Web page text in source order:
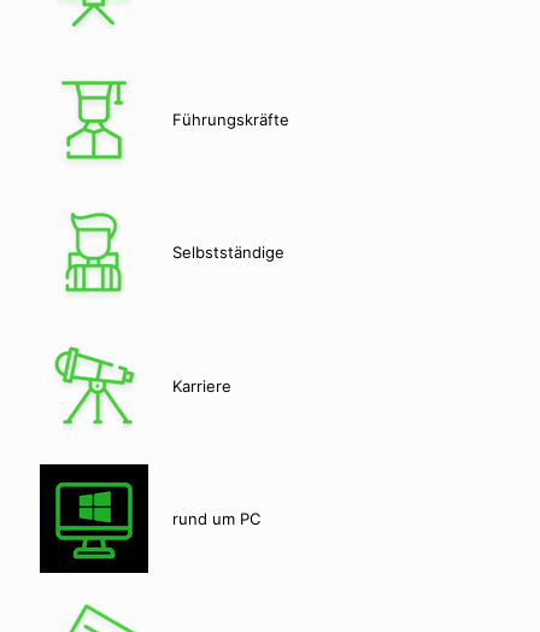
Führungskräfte
Selbstständige
Karriere
rund um PC